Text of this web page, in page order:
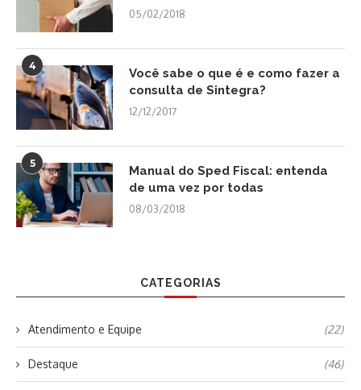
05/02/2018
4
Você sabe o que é e como fazer a
consulta de Sintegra?
12/12/2017
5
Manual do Sped Fiscal: entenda
de uma vez por todas
08/03/2018
CATEGORIAS
Atendimento e Equipe (22)
Destaque (46)